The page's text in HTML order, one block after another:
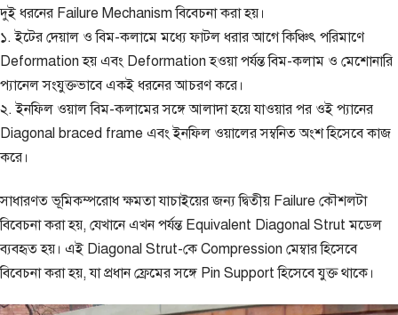
দুই ধরনের Failure Mechanism বিবেচনা করা হয়।
১. ইটের দেয়াল ও বিম-কলামে মধ্যে ফাটল ধরার আগে কিঞ্চিৎ পরিমাণে
Deformation হয় এবং Deformation হওয়া পর্যন্ত বিম-কলাম ও মেশোনারি
প্যানেল সংযুক্তভাবে একই ধরনের আচরণ করে।
২. ইনফিল ওয়াল বিম-কলামের সঙ্গে আলাদা হয়ে যাওয়ার পর ওই প্যানের
Diagonal braced frame এবং ইনফিল ওয়ালের সম্বনিত অংশ হিসেবে কাজ
করে।
সাধারণত ভূমিকম্পরোধ ক্ষমতা যাচাইয়ের জন্য দ্বিতীয় Failure কৌশলটা
বিবেচনা করা হয়, যেখানে এখন পর্যন্ত Equivalent Diagonal Strut মডেল
ব্যবহৃত হয়। এই Diagonal Strut-কে Compression মেম্বার হিসেবে
বিবেচনা করা হয়, যা প্রধান ফ্রেমের সঙ্গে Pin Support হিসেবে যুক্ত থাকে।